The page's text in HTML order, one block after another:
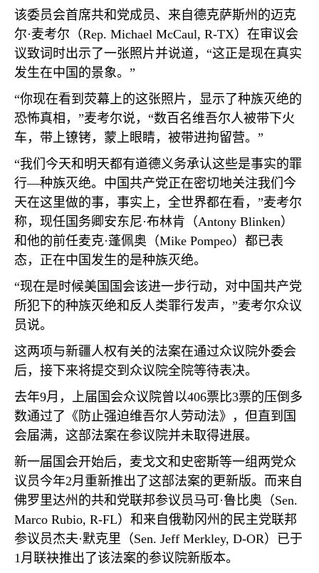
该委员会首席共和党成员、来自德克萨斯州的迈克
尔·麦考尔（Rep. Michael McCaul, R-TX）在审议会
议致词时出示了一张照片并说道，“这正是现在真实
发生在中国的景象。”
“你现在看到荧幕上的这张照片，显示了种族灭绝的
恐怖真相，”麦考尔说，“数百名维吾尔人被带下火
车，带上镣铐，蒙上眼睛，被带进拘留营。”
“我们今天和明天都有道德义务承认这些是事实的罪
行—种族灭绝。中国共产党正在密切地关注我们今
天在这里做的事，事实上，全世界都在看，”麦考尔
称，现任国务卿安东尼·布林肯（Antony Blinken）
和他的前任麦克·蓬佩奥（Mike Pompeo）都已表
态，正在中国发生的是种族灭绝。
“现在是时候美国国会该进一步行动，对中国共产党
所犯下的种族灭绝和反人类罪行发声，”麦考尔众议
员说。
这两项与新疆人权有关的法案在通过众议院外委会
后，接下来将提交到众议院全院等待表决。
去年9月，上届国会众议院曾以406票比3票的压倒多
数通过了《防止强迫维吾尔人劳动法》，但直到国
会届满，这部法案在参议院并未取得进展。
新一届国会开始后，麦戈文和史密斯等一组两党众
议员今年2月重新推出了这部法案的更新版。而来自
佛罗里达州的共和党联邦参议员马可·鲁比奥（Sen.
Marco Rubio, R-FL）和来自俄勒冈州的民主党联邦
参议员杰夫·默克里（Sen. Jeff Merkley, D-OR）已于
1月联袂推出了该法案的参议院新版本。